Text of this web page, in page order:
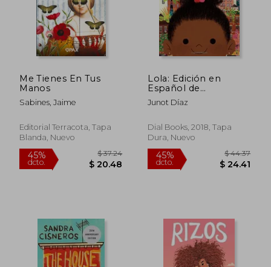
dcto. $ 25.08 dcto.
Me Tienes En Tus
Manos
Sabines, Jaime
Editorial Terracota, Tapa
Blanda, Nuevo
Lola: Edición en
Español de
Islandborn
Junot Díaz
Dial Books, 2018, Tapa
Dura, Nuevo